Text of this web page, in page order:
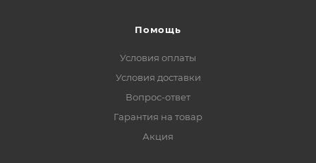
Помощь
Условия оплаты
Условия доставки
Вопрос-ответ
Гарантия на товар
Акция